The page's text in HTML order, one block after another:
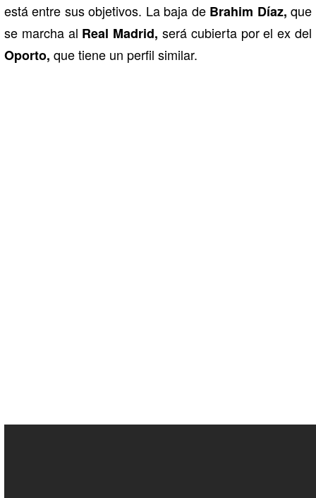
está entre sus objetivos. La baja de Brahim Díaz, que
se marcha al Real Madrid, será cubierta por el ex del
Oporto, que tiene un perfil similar.